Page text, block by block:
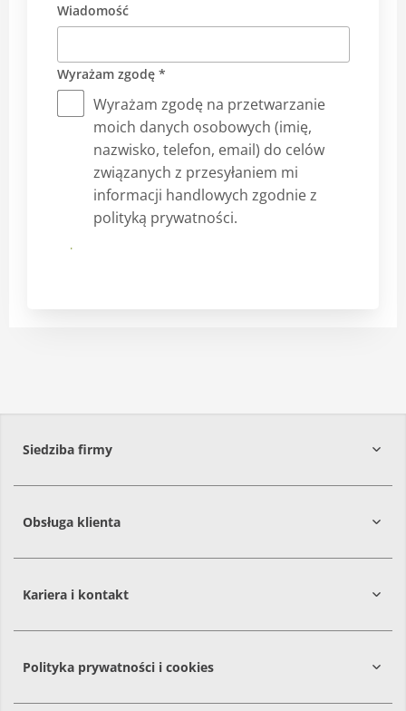
Wiadomość
Wyrażam zgodę *
Wyrażam zgodę na przetwarzanie
moich danych osobowych (imię,
nazwisko, telefon, email) do celów
związanych z przesyłaniem mi
informacji handlowych zgodnie z
polityką prywatności.
Prześlij
Siedziba firmy
Obsługa klienta
Kariera i kontakt
Polityka prywatności i cookies